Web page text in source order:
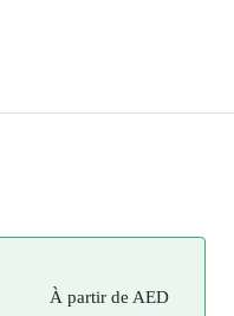
À partir de AED